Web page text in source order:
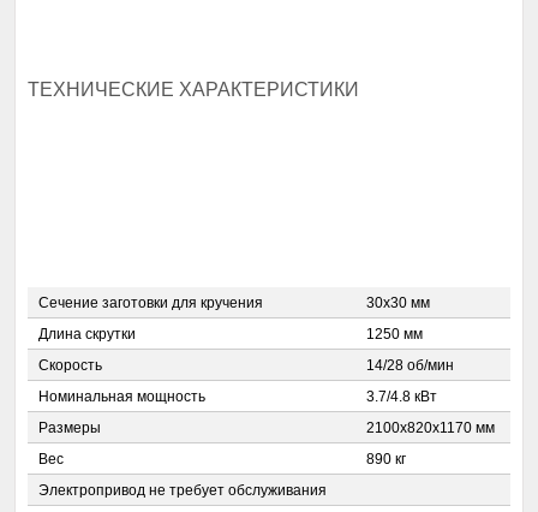
ТЕХНИЧЕСКИЕ ХАРАКТЕРИСТИКИ
Сечение заготовки для кручения
30x30 мм
Длина скрутки
1250 мм
Скорость
14/28 об/мин
Номинальная мощность
3.7/4.8 кВт
Размеры
2100x820x1170 мм
Вес
890 кг
Электропривод не требует обслуживания